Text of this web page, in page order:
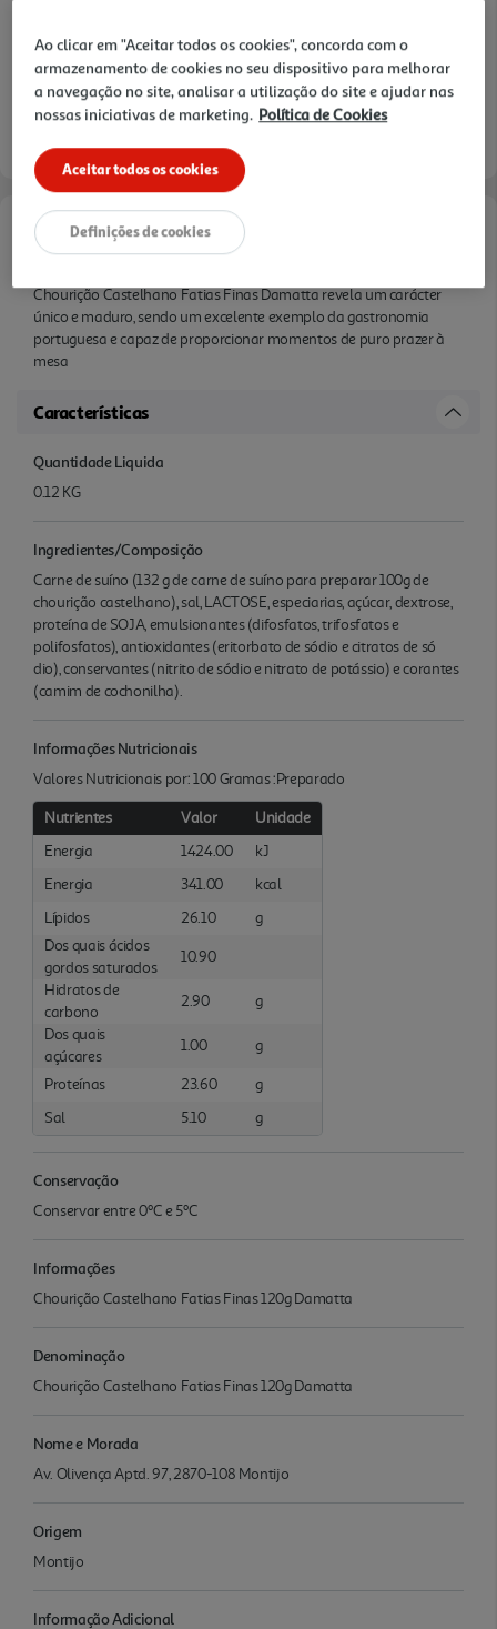
Informações de Marketing
Chourição Castelhano Fatias Finas Damatta revela um carácter
único e maduro, sendo um excelente exemplo da gastronomia
portuguesa e capaz de proporcionar momentos de puro prazer à
mesa
Características
Quantidade Liquida
0.12 KG
Ingredientes/Composição
Carne de suíno (132 g de carne de suíno para preparar 100g de
chourição castelhano), sal, LACTOSE, especiarias, açúcar, dextrose,
proteína de SOJA, emulsionantes (difosfatos, trifosfatos e
polifosfatos), antioxidantes (eritorbato de sódio e citratos de só
dio), conservantes (nitrito de sódio e nitrato de potássio) e corantes
(camim de cochonilha).
Informações Nutricionais
Valores Nutricionais por: 100 Gramas :Preparado
Nutrientes Valor
Unidade
Energia
1424.00
kJ
Energia
341.00
kcal
Lípidos
26.10
g
Dos quais ácidos
gordos saturados
10.90
Hidratos de
carbono
2.90
g
Dos quais
açúcares
1.00 g
Proteínas 23.60
g
Sal
5.10 g
Conservação
Conservar entre 0ºC e 5ºC
Informações
Chourição Castelhano Fatias Finas 120g Damatta
Denominação
Chourição Castelhano Fatias Finas 120g Damatta
Nome e Morada
Av. Olivença Aptd. 97, 2870-108 Montijo
Origem
Montijo
Informação Adicional
Ao clicar em "Aceitar todos os cookies", concorda com o
armazenamento de cookies no seu dispositivo para melhorar
a navegação no site, analisar a utilização do site e ajudar nas
nossas iniciativas de marketing. Política de Cookies
Aceitar todos os cookies
Definições de cookies